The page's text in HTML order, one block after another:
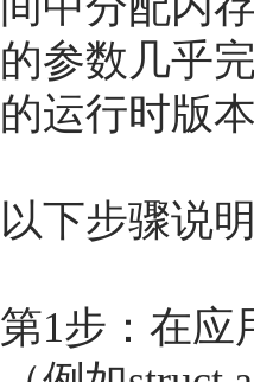
的参数几乎
的运行时版本
以下步骤说
第1步：在应